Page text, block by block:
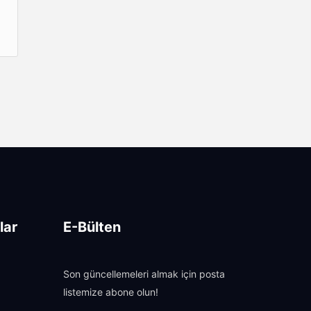
E-Bülten
Son güncellemeleri almak için posta
listemize abone olun!